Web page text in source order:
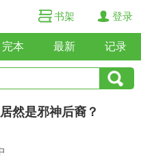
书架 登录
完本 最新 记录
然是邪神后裔？